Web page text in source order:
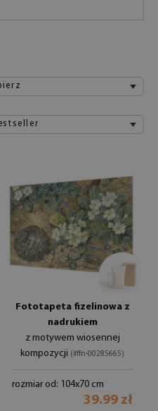
Fototapeta fizelinowa z
nadrukiem
z motywem wiosennej
kompozycji (#ffn-00285665)
rozmiar od: 104x70 cm
39.99 zł